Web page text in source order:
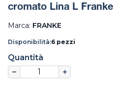
cromato Lina L Franke
Marca: FRANKE
Disponibilità:6 pezzi
Quantità